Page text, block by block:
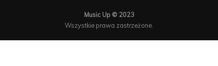
Music Up © 2023
Wszystkie prawa zastrzeżone.